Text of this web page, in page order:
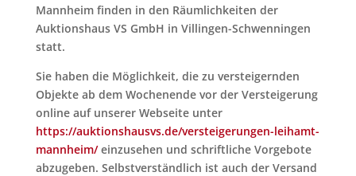
Mannheim finden in den Räumlichkeiten der
Auktionshaus VS GmbH in Villingen-Schwenningen
statt.
Sie haben die Möglichkeit, die zu versteigernden
Objekte ab dem Wochenende vor der Versteigerung
online auf unserer Webseite unter
https://auktionshausvs.de/versteigerungen-leihamt-
mannheim/einzusehen und schriftliche Vorgebote
abzugeben. Selbstverständlich ist auch der Versand